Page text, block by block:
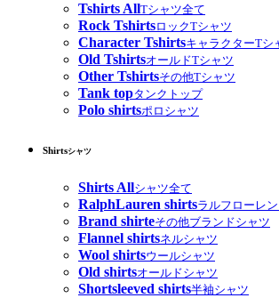
Tshirts AllTシャツ全て
Rock TshirtsロックTシャツ
Character TshirtsキャラクターTシ
Old TshirtsオールドTシャツ
Other Tshirtsその他Tシャツ
Tank topタンクトップ
Polo shirtsポロシャツ
Shirtsシャツ
Shirts Allシャツ全て
RalphLauren shirtsラルフローレ
Brand shirteその他ブランドシャツ
Flannel shirtsネルシャツ
Wool shirtsウールシャツ
Old shirtsオールドシャツ
Shortsleeved shirts半袖シャツ